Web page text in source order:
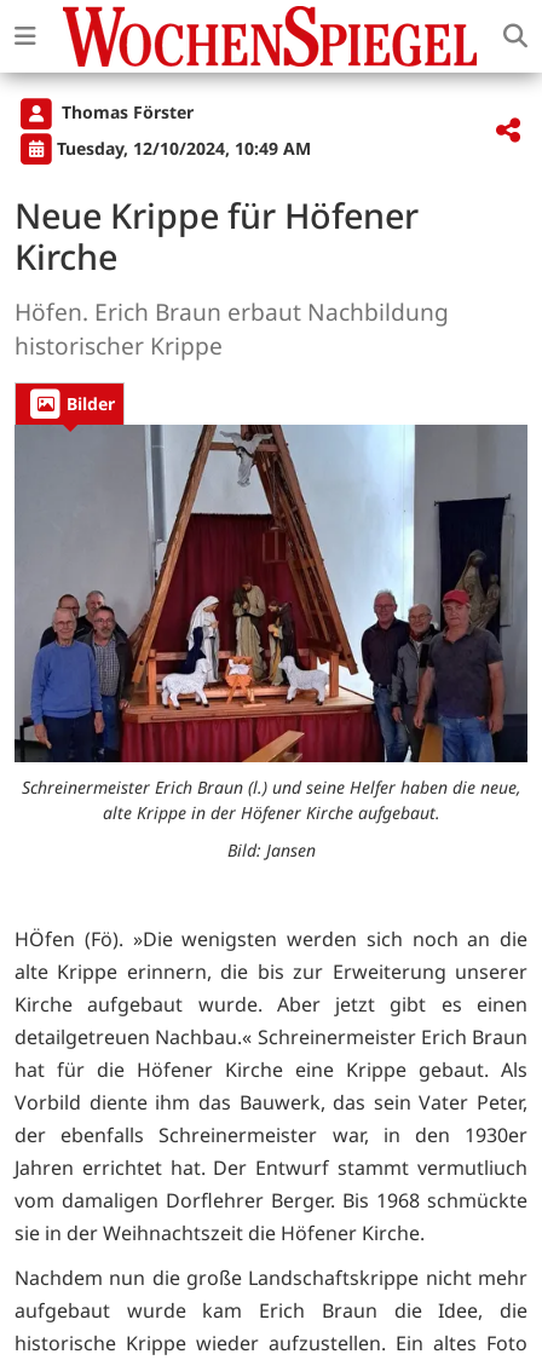
Thomas Förster
Tuesday, 12/10/2024, 10:49 AM
Neue Krippe für Höfener
Kirche
Höfen. Erich Braun erbaut Nachbildung
historischer Krippe
Bilder
Schreinermeister Erich Braun (l.) und seine Helfer haben die neue,
alte Krippe in der Höfener Kirche aufgebaut.
Bild: Jansen
HÖfen (Fö). »Die wenigsten werden sich noch an die
alte Krippe erinnern, die bis zur Erweiterung unserer
Kirche aufgebaut wurde. Aber jetzt gibt es einen
detailgetreuen Nachbau.« Schreinermeister Erich Braun
hat für die Höfener Kirche eine Krippe gebaut. Als
Vorbild diente ihm das Bauwerk, das sein Vater Peter,
der ebenfalls Schreinermeister war, in den 1930er
Jahren errichtet hat. Der Entwurf stammt vermutliuch
vom damaligen Dorflehrer Berger. Bis 1968 schmückte
sie in der Weihnachtszeit die Höfener Kirche.
Nachdem nun die große Landschaftskrippe nicht mehr
aufgebaut wurde kam Erich Braun die Idee, die
historische Krippe wieder aufzustellen. Ein altes Foto